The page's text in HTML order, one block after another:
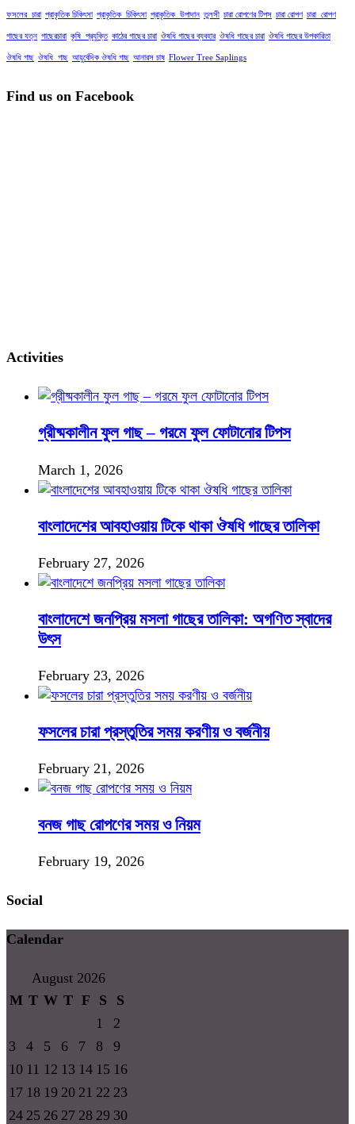
ফসলের_চারা প্রাকৃতিক চিকিৎসা প্রাকৃতিক_চিকিৎসা প্রাকৃতিক_উপাদান তুলসী চারা রোপণের টিপস চারা রোপণ চারা_রোপণ
গাছের যত্ন গাছেরচারা কৃষি_প্রযুক্তি কাঠের গাছের চারা ঔষধি গাছের ব্যবহার ঔষধি গাছের চারা ঔষধি গাছের উপকারিতা
ঔষধি গাছ ঔষধি_গাছ আয়ুর্বেদিক ঔষধি গাছ আনারস চাষ Flower Tree Saplings
Find us on Facebook
Activities
গ্রীষ্মকালীন ফুল গাছ – গরমে ফুল ফোটানোর টিপস
March 1, 2026
বাংলাদেশের আবহাওয়ায় টিকে থাকা ঔষধি গাছের তালিকা
February 27, 2026
বাংলাদেশে জনপ্রিয় মসলা গাছের তালিকা: অগণিত স্বাদের
উৎস
February 23, 2026
ফসলের চারা প্রস্তুতির সময় করণীয় ও বর্জনীয়
February 21, 2026
বনজ গাছ রোপণের সময় ও নিয়ম
February 19, 2026
Social
Calendar
August 2026
M T W T F S
S
1
2
3
4 5 6 7 8
9
10 11 12 13 14 15 16
17 18 19 20 21 22 23
24 25 26 27 28 29 30